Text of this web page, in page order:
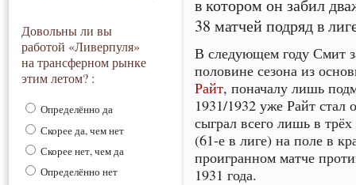
Довольны ли вы
работой «Ливерпуля»
на трансферном рынке
этим летом? :
Определённо да
Скорее да, чем нет
Скорее нет, чем да
Определённо нет
в котором он забил
38 матчей подряд в
В следующем году Смит
половине сезона из
Райт, поначалу лишь
1931/1932 уже Райт
сыграл всего лишь в
(61-е в лиге) на поле в
проигранном матче
1931 года.